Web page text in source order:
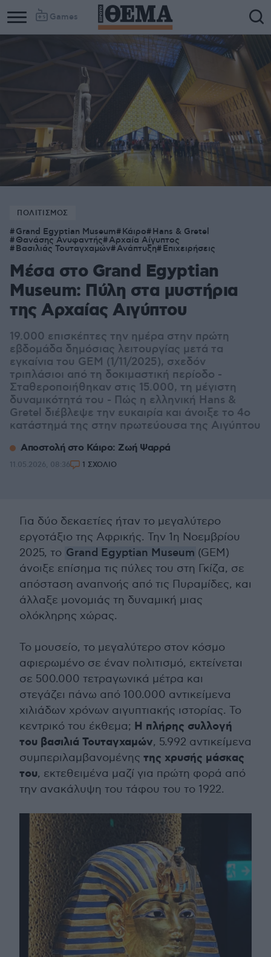
Games
ΠΟΛΙΤΙΣΜΟΣ
Grand Egyptian Museum Κάιρο Hans & Gretel
Θανάσης Ανυφαντής Αρχαία Αίγυπτος
Βασιλιάς Τουταγχαμών Ανάπτυξη Επιχειρήσεις
Μέσα στο Grand Egyptian
Museum: Πύλη στα μυστήρια
της Αρχαίας Αιγύπτου
19.000 επισκέπτες την ημέρα στην πρώτη
εβδομάδα δημόσιας λειτουργίας μετά τα
εγκαίνια του GEM (1/11/2025), σχεδόν
τριπλάσιοι από τη δοκιμαστική περίοδο -
Σταθεροποιήθηκαν στις 15.000, τη μέγιστη
δυναμικότητά του - Πώς η ελληνική Hans &
Gretel διέβλεψε την ευκαιρία και άνοιξε το 4ο
κατάστημά της στην πρωτεύουσα της Αιγύπτου
Αποστολή στο Κάιρο: Ζωή Ψαρρά
11.05.2026, 08:36 1 ΣΧΟΛΙΟ
Για δύο δεκαετίες ήταν το μεγαλύτερο
εργοτάξιο της Αφρικής. Την 1η Νοεμβρίου
2025, το Grand Egyptian Museum (GEM)
άνοιξε επίσημα τις πύλες του στη Γκίζα, σε
απόσταση αναπνοής από τις Πυραμίδες, και
άλλαξε μονομιάς τη δυναμική μιας
ολόκληρης χώρας.
Το μουσείο, το μεγαλύτερο στον κόσμο
αφιερωμένο σε έναν πολιτισμό, εκτείνεται
σε 500.000 τετραγωνικά μέτρα και
στεγάζει πάνω από 100.000 αντικείμενα
χιλιάδων χρόνων αιγυπτιακής ιστορίας. Το
κεντρικό του έκθεμα; Η πλήρης συλλογή
του βασιλιά Τουταγχαμών, 5.992 αντικείμενα
συμπεριλαμβανομένης της χρυσής μάσκας
του, εκτεθειμένα μαζί για πρώτη φορά από
την ανακάλυψη του τάφου του το 1922.